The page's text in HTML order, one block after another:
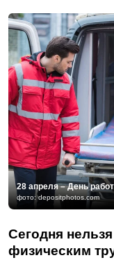
28 апреля – День
фото: depositphotos.com
Сегодня
физическим